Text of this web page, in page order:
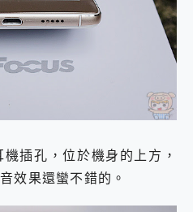
插孔，位於機身的上方，
效果還蠻不錯的。